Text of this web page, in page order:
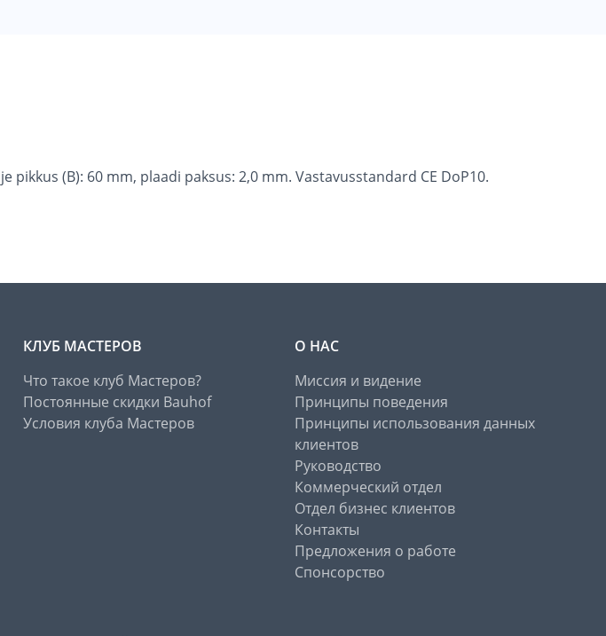
(B): 60 mm, plaadi paksus: 2,0 mm. Vastavusstandard CE DoP10.
КЛУБ МАСТЕРОВ
Что такое клуб Мастеров?
Постоянные скидки Bauhof
Условия клуба Мастеров
О НАС
Миссия и видение
Принципы поведения
Принципы использования данных
клиентов
Руководство
Коммерческий отдел
Отдел бизнес клиентов
Контакты
Предложения о работе
Спонсорство